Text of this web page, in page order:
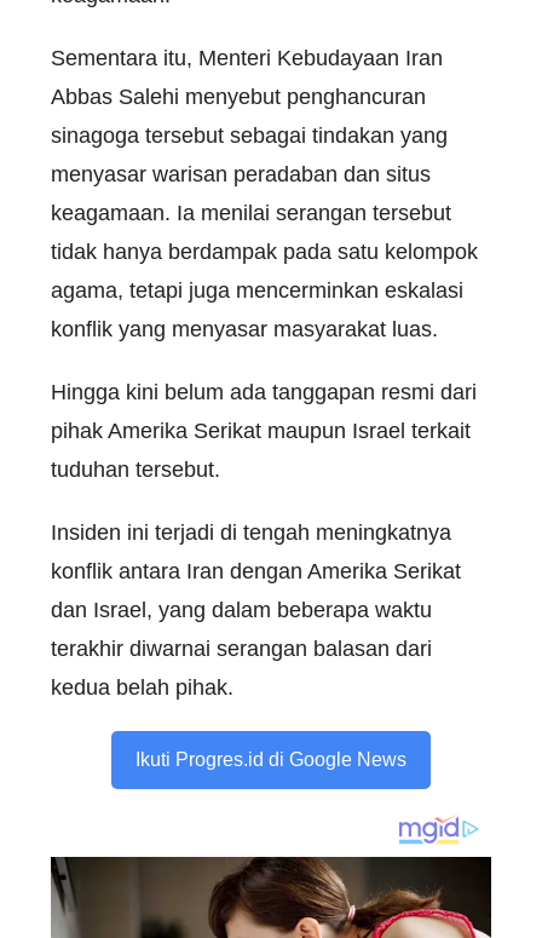
Sementara itu, Menteri Kebudayaan Iran
Abbas Salehi menyebut penghancuran
sinagoga tersebut sebagai tindakan yang
menyasar warisan peradaban dan situs
keagamaan. Ia menilai serangan tersebut
tidak hanya berdampak pada satu kelompok
agama, tetapi juga mencerminkan eskalasi
konflik yang menyasar masyarakat luas.
Hingga kini belum ada tanggapan resmi dari
pihak Amerika Serikat maupun Israel terkait
tuduhan tersebut.
Insiden ini terjadi di tengah meningkatnya
konflik antara Iran dengan Amerika Serikat
dan Israel, yang dalam beberapa waktu
terakhir diwarnai serangan balasan dari
kedua belah pihak.
Ikuti Progres.id di Google News